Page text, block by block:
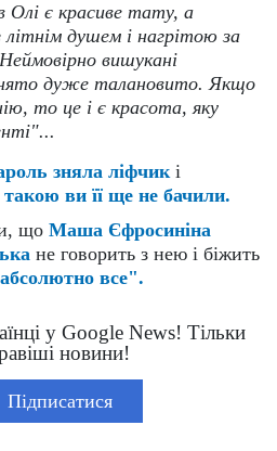
Олі є красиве тату, а
душем і нагрітою за
вишукані
дуже талановито. Якщо
то це і є красота, яку
зняла ліфчикі
такою ви її ще не бачили.
що Маша Єфросиніна
не говорить з нею і біжить
все".
у Google News! Тільки
новини!
Підписатися